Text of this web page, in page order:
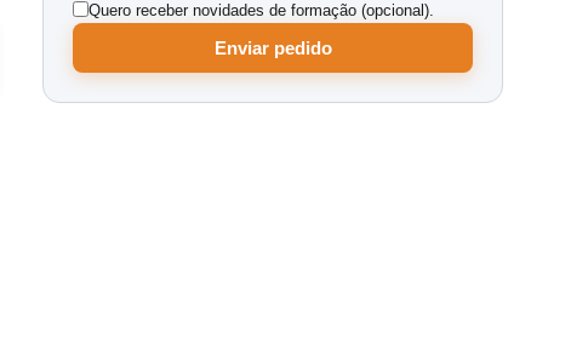
Quero receber novidades de formação (opcional).
Enviar pedido